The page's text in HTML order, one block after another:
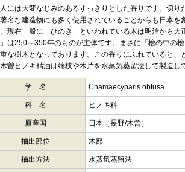
には大変なじみのあるすっきりとした香りです。切
名な建造物にも多く使用されていることからも日本
現在一般に「ひのき」といわれている木は明治から
は250～350年のものが主体です。まさに「檜の中の
な樹木となっております。この香りにふれていると
曽ヒノキ精油は端枝や木片を水蒸気蒸留法して製造し
学 名 Chamaecyparis obtusa
科 名 ヒノキ科
原産国 日本（長野/木曽）
抽出部位 木部
抽出方法 水蒸気蒸留法